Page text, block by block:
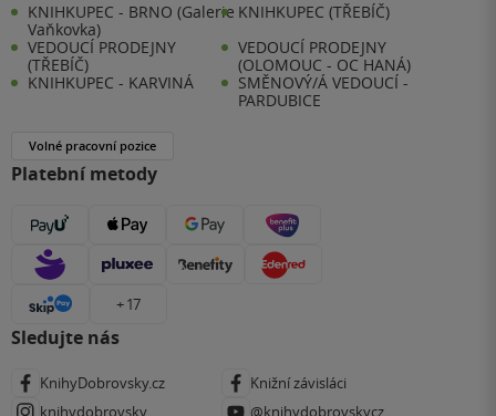
KNIHKUPEC - BRNO (Galerie
Vaňkovka)
KNIHKUPEC (TŘEBÍČ)
VEDOUCÍ PRODEJNY
(TŘEBÍČ)
VEDOUCÍ PRODEJNY
(OLOMOUC - OC HANÁ)
KNIHKUPEC - KARVINÁ
SMĚNOVÝ/Á VEDOUCÍ -
PARDUBICE
Volné pracovní pozice
Platební metody
+ 17
Sledujte nás
KnihyDobrovsky.cz
Knižní závisláci
knihydobrovsky
@knihydobrovskycz